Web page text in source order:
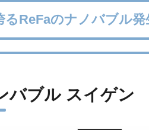
ReFaのナノバブル発
バブル スイゲン